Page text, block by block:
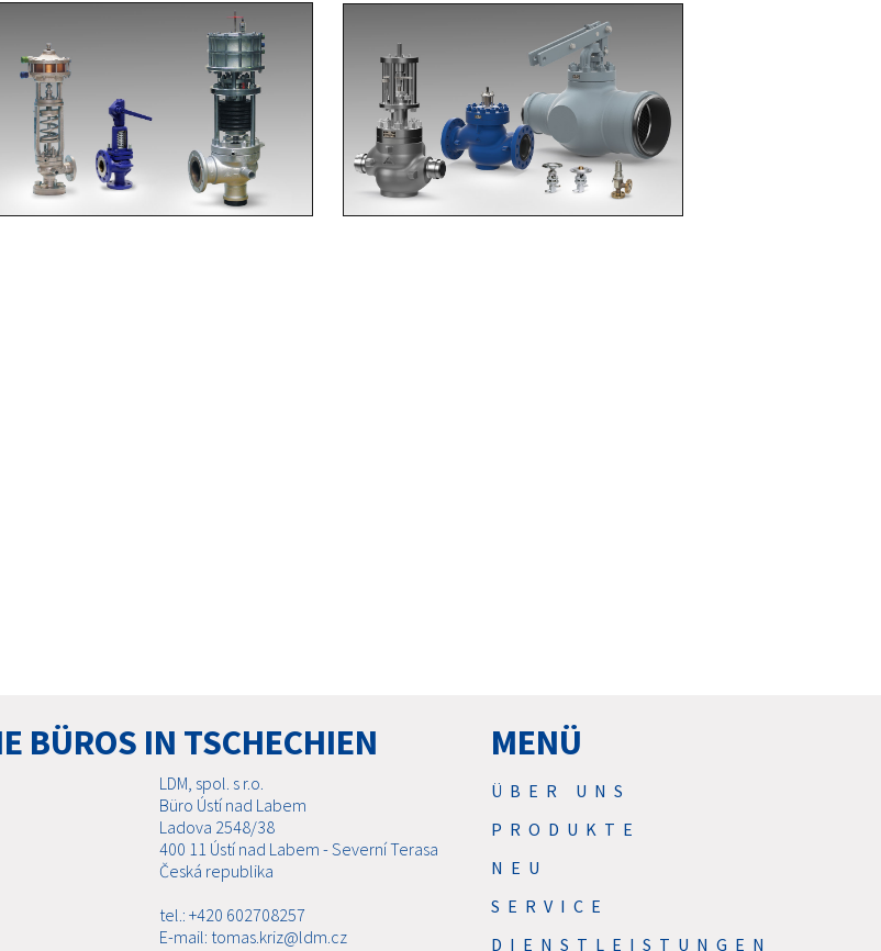
BÜROS IN TSCHECHIEN
LDM, spol. s r.o.
Büro Ústí nad Labem
Ladova 2548/38
400 11 Ústí nad Labem - Severní Terasa
Česká republika
tel.: +420 602708257
E-mail: tomas.kriz@ldm.cz
MENÜ
ÜBER UNS
PRODUKTE
NEU
SERVICE
DIENSTLEISTUNGEN